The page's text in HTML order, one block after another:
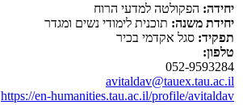
יחידה: הפקולטה למדעי הרוח
יחידת משנה: תוכנית לימודי נשים ומגדר
תפקיד: סגל אקדמי בכיר
טלפון:
052-9593284
avitaldav@tauex.tau.ac.il
https://en-humanities.tau.ac.il/profile/avitaldav